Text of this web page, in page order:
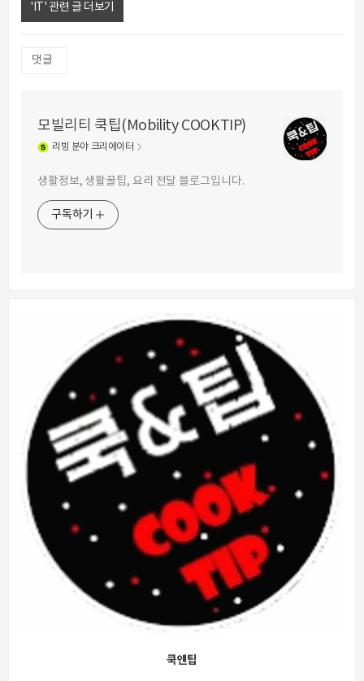
'IT' 관련 글 더보기
댓글
모빌리티 쿡팁(Mobility COOKTIP)
리빙 분야 크리에이터
생활정보, 생활꿀팁, 요리 전달 블로그입니다.
구독하기
쿡앤팁